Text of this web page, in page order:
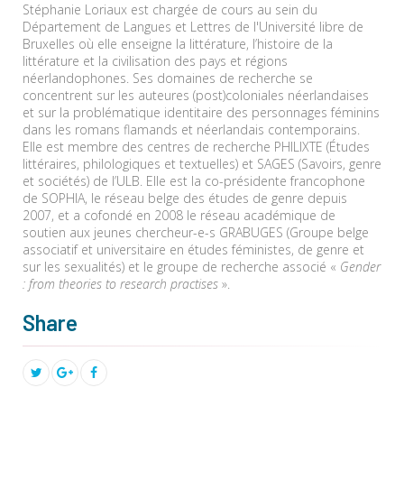
Stéphanie Loriaux est chargée de cours au sein du
Département de Langues et Lettres de l'Université libre de
Bruxelles où elle enseigne la littérature, l’histoire de la
littérature et la civilisation des pays et régions
néerlandophones. Ses domaines de recherche se
concentrent sur les auteures (post)coloniales néerlandaises
et sur la problématique identitaire des personnages féminins
dans les romans flamands et néerlandais contemporains.
Elle est membre des centres de recherche PHILIXTE (Études
littéraires, philologiques et textuelles) et SAGES (Savoirs, genre
et sociétés) de l’ULB. Elle est la co-présidente francophone
de SOPHIA, le réseau belge des études de genre depuis
2007, et a cofondé en 2008 le réseau académique de
soutien aux jeunes chercheur-e-s GRABUGES (Groupe belge
associatif et universitaire en études féministes, de genre et
sur les sexualités) et le groupe de recherche associé « Gender
: from theories to research practises ».
Share